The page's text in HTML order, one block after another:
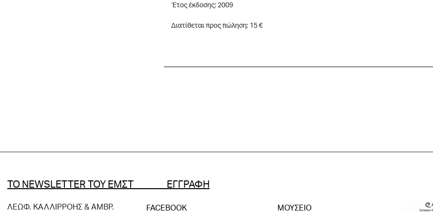
Έτος έκδοσης: 2009
Διατίθεται προς πώληση: 15 €
ΤΟ NEWSLETTER ΤΟΥ ΕΜΣΤ ΕΓΓΡΑΦΗ
ΛΕΩΦ. ΚΑΛΛΙΡΡΟΗΣ & ΑΜΒΡ.
FACEBOOK
ΜΟΥΣΕΙΟ